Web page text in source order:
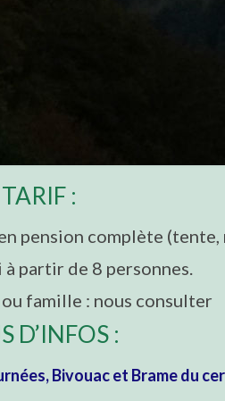
TARIF :
pension complète
partir de 8 personnes.
famille : nous consulter
D’INFOS :
Bivouac et Brame du